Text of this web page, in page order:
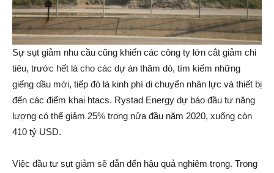
Sự sụt giảm nhu cầu cũng khiến các công ty lớn cắt giảm chi
tiêu, trước hết là cho các dự án thăm dò, tìm kiếm những
giếng dầu mới, tiếp đó là kinh phí di chuyển nhân lực và thiết bị
đến các điểm khai htacs. Rystad Energy dự báo đầu tư năng
lượng có thể giảm 25% trong nửa đầu năm 2020, xuống còn
410 tỷ USD.
Việc đầu tư sụt giảm sẽ dẫn đến hậu quả nghiêm trọng. Trong